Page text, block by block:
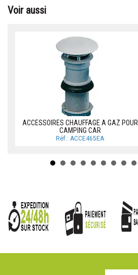
Voir aussi
ACCESSOIRES CHAUFFAGE A GAZ POUR
CAMPING CAR
Réf.: ACCE465EA